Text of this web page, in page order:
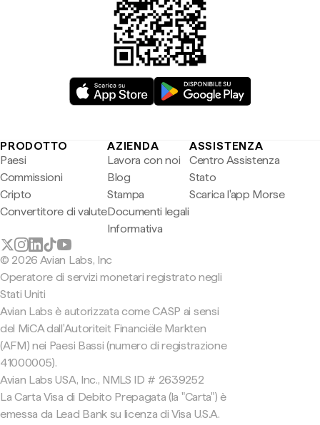
PRODOTTO
Paesi
Commissioni
Cripto
Convertitore di valute
AZIENDA
Lavora con noi
Blog
Stampa
Documenti legali
Informativa
ASSISTENZA
Centro Assistenza
Stato
Scarica l'app Morse
© 2026 Avian Labs, Inc
Operatore di servizi monetari registrato negli
Stati Uniti
Avian Labs è autorizzata come CASP ai sensi
del MiCA dall'Autoriteit Financiële Markten
(AFM) nei Paesi Bassi (numero di registrazione
41000005).
Avian Labs USA, Inc., NMLS ID # 2639252
La Carta Visa di Debito Prepagata (la "Carta") è
emessa da Lead Bank su licenza di Visa U.S.A.